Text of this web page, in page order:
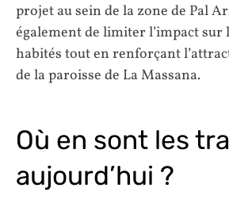
projet au sein de la zone de Pal
également de limiter l’impact sur
habités tout en renforçant
de la paroisse de La Massana.
Où en sont les
aujourd’hui ?